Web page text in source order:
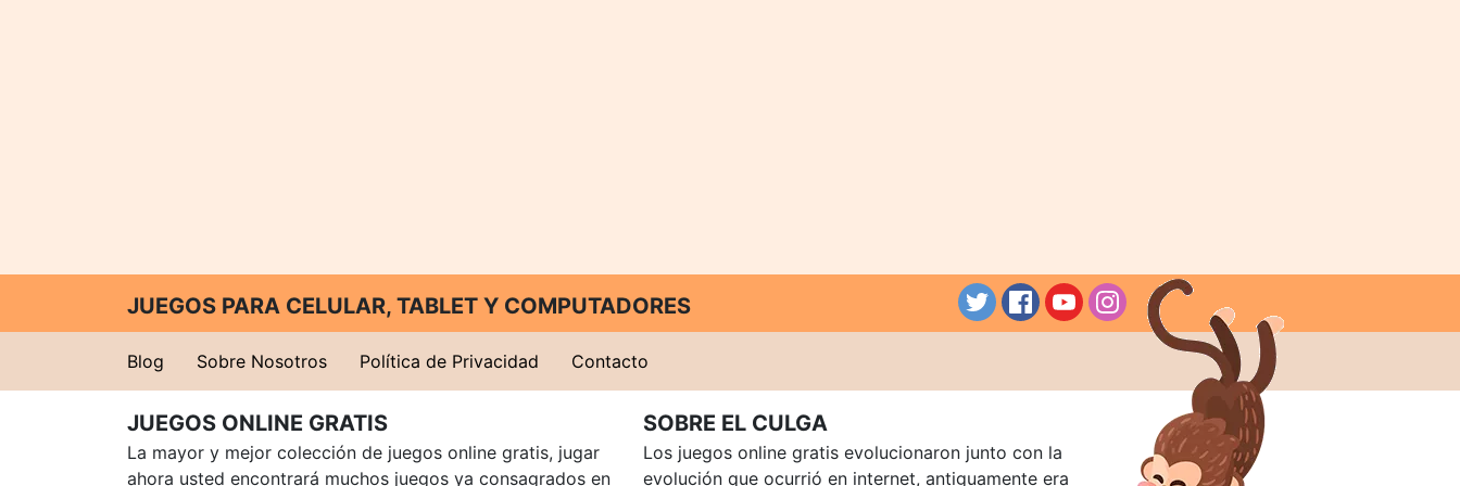
JUEGOS PARA CELULAR, TABLET Y COMPUTADORES
Blog Sobre Nosotros Política de Privacidad Contacto
JUEGOS ONLINE GRATIS
La mayor y mejor colección de juegos online gratis, jugar
ahora usted encontrará muchos juegos ya consagrados en
SOBRE EL CULGA
Los juegos online gratis evolucionaron junto con la
evolución que ocurrió en internet, antiguamente era